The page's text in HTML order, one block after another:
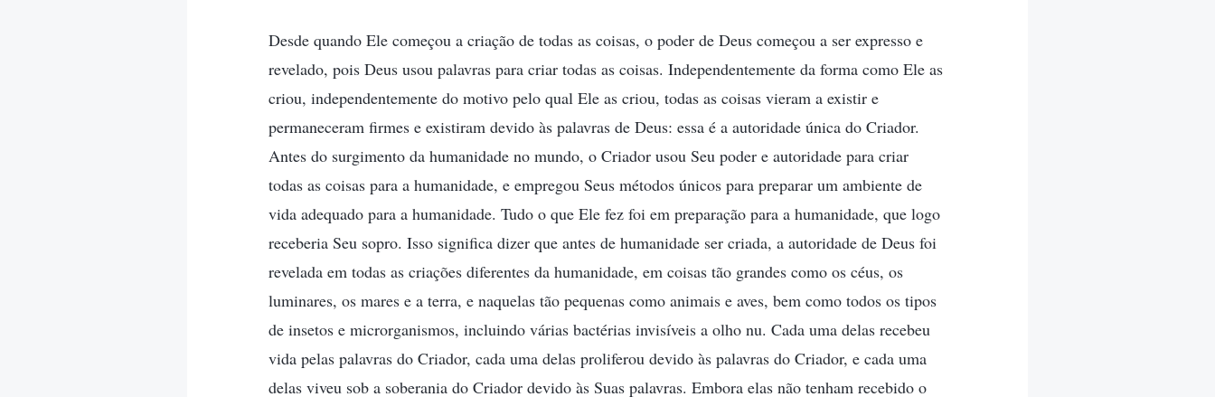
Desde quando Ele começou a criação de todas as coisas, o poder de Deus começou a ser expresso e
revelado, pois Deus usou palavras para criar todas as coisas. Independentemente da forma como Ele as
criou, independentemente do motivo pelo qual Ele as criou, todas as coisas vieram a existir e
permaneceram firmes e existiram devido às palavras de Deus: essa é a autoridade única do Criador.
Antes do surgimento da humanidade no mundo, o Criador usou Seu poder e autoridade para criar
todas as coisas para a humanidade, e empregou Seus métodos únicos para preparar um ambiente de
vida adequado para a humanidade. Tudo o que Ele fez foi em preparação para a humanidade, que logo
receberia Seu sopro. Isso significa dizer que antes de humanidade ser criada, a autoridade de Deus foi
revelada em todas as criações diferentes da humanidade, em coisas tão grandes como os céus, os
luminares, os mares e a terra, e naquelas tão pequenas como animais e aves, bem como todos os tipos
de insetos e microrganismos, incluindo várias bactérias invisíveis a olho nu. Cada uma delas recebeu
vida pelas palavras do Criador, cada uma delas proliferou devido às palavras do Criador, e cada uma
delas viveu sob a soberania do Criador devido às Suas palavras. Embora elas não tenham recebido o